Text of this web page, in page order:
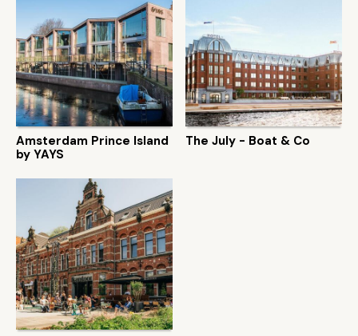
Amsterdam Prince Island
by YAYS
The July - Boat & Co